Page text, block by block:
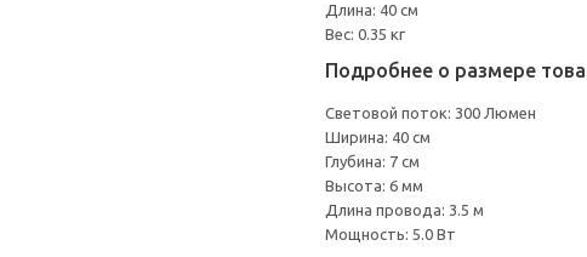
Длина: 40 см
Вес: 0.35 кг
Подробнее о размере
Световой поток: 300 Люмен
Ширина: 40 см
Глубина: 7 см
Высота: 6 мм
Длина провода: 3.5 м
Мощность: 5.0 Вт